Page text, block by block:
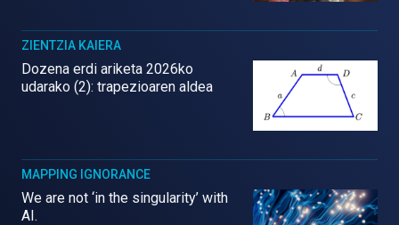
ZIENTZIA KAIERA
Dozena erdi ariketa 2026ko
udarako (2): trapezioaren aldea
MAPPING IGNORANCE
We are not ‘in the singularity’ with
AI.